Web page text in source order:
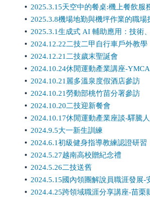
2025.3.15天空中的餐桌:機上餐飲服
2025.3.8機場地勤與機坪作業的職場
2025.3.1生成式 AI 輔助應用：技術
2024.12.22二技二甲自行車戶外教學
2024.12.21二技歲末聖誕會
2024.10.24休閒運動產業講座-
2024.10.21麗多溫泉度假酒店參訪
2024.10.21勞動部桃竹苗分署參訪
2024.10.20二技迎新餐會
2024.10.17休閒運動產業座談-驛騰
2024.9.5大一新生訓練
2024.6.1初級健身指導教練認證研習
2024.5.27越南高校贈紀念禮
2024.5.26二技送舊
2024.5.15國內領團解說員職涯發展-
2024.4.25跨領域職涯分享講座-苗